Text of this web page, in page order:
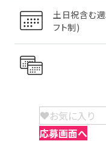
土日祝含む
フト制)
お気に入り
応募画面へ